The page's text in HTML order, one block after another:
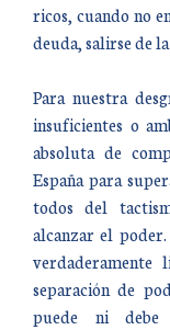
ricos, cuando no
deuda, salirse de
Para nuestra
insuficientes o
absoluta de
España para
todos del
alcanzar el
separación de
puede ni debe